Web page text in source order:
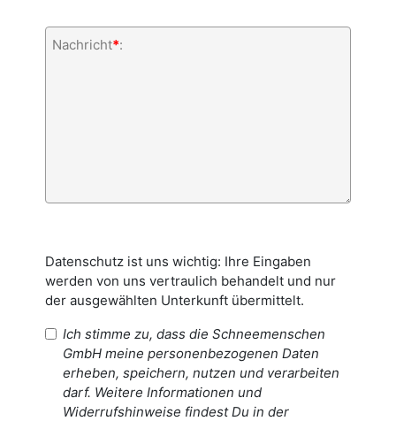
Nachricht*:
Datenschutz ist uns wichtig: Ihre Eingaben
werden von uns vertraulich behandelt und nur
der ausgewählten Unterkunft übermittelt.
Ich stimme zu, dass die Schneemenschen
GmbH meine personenbezogenen Daten
erheben, speichern, nutzen und verarbeiten
darf. Weitere Informationen und
Widerrufshinweise findest Du in der